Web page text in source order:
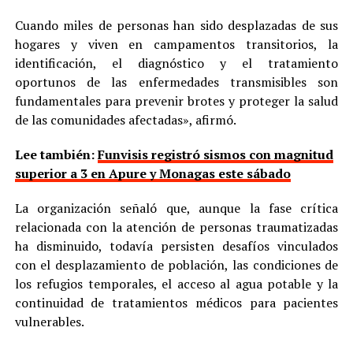
Cuando miles de personas han sido desplazadas de sus
hogares y viven en campamentos transitorios, la
identificación, el diagnóstico y el tratamiento
oportunos de las enfermedades transmisibles son
fundamentales para prevenir brotes y proteger la salud
de las comunidades afectadas», afirmó.
Lee también:Funvisis registró sismos con magnitud
superior a 3 en Apure y Monagas este sábado
La organización señaló que, aunque la fase crítica
relacionada con la atención de personas traumatizadas
ha disminuido, todavía persisten desafíos vinculados
con el desplazamiento de población, las condiciones de
los refugios temporales, el acceso al agua potable y la
continuidad de tratamientos médicos para pacientes
vulnerables.